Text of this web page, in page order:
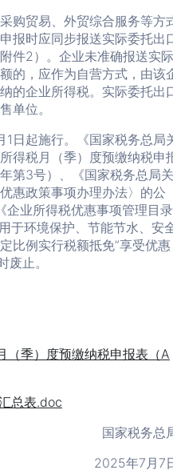
贸易、外贸综合服务等方
报时应同步报送实际委托出
件2）。企业未准确报送实际
的，应作为自营方式，由该
的企业所得税。实际委托出
单位。
起施行。《国家税务总局
得税月（季）度预缴纳税申
第3号）、《国家税务总局关
惠政策事项办理办法〉的公
业所得税优惠事项管理目录
于环境保护、节能节水、安
比例实行税额抵免”享受优惠
废止。
（季）度预缴纳税申报表（A
总表.doc
国家税务总
2025年7月7